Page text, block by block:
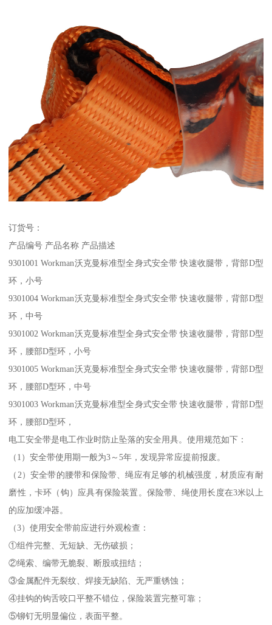
订货号：
产品编号 产品名称 产品描述
9301001 Workman沃克曼标准型全身式安全带 快速收腿带，背部D型
环，小号
9301004 Workman沃克曼标准型全身式安全带 快速收腿带，背部D型
环，中号
9301002 Workman沃克曼标准型全身式安全带 快速收腿带，背部D型
环，腰部D型环，小号
9301005 Workman沃克曼标准型全身式安全带 快速收腿带，背部D型
环，腰部D型环，中号
9301003 Workman沃克曼标准型全身式安全带 快速收腿带，背部D型
环，腰部D型环，
电工安全带是电工作业时防止坠落的安全用具。使用规范如下：
（1）安全带使用期一般为3～5年，发现异常应提前报废。
（2）安全带的腰带和保险带、绳应有足够的机械强度，材质应有耐
磨性，卡环（钩）应具有保险装置。保险带、绳使用长度在3米以上
的应加缓冲器。
（3）使用安全带前应进行外观检查：
①组件完整、无短缺、无伤破损；
②绳索、编带无脆裂、断股或扭结；
③金属配件无裂纹、焊接无缺陷、无严重锈蚀；
④挂钩的钩舌咬口平整不错位，保险装置完整可靠；
⑤铆钉无明显偏位，表面平整。